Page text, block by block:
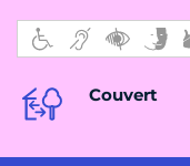
Couvert